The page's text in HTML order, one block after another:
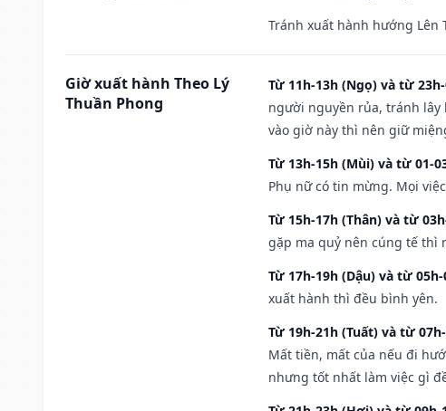
Tránh xuất hành hướng Lên
Giờ xuất hành Theo Lý
Thuần Phong
Từ 11h-13h (Ngọ) và từ
người nguyền rủa, tránh
vào giờ này thì nên giữ
Từ 13h-15h (Mùi) và từ 01-
Phụ nữ có tin mừng. Mọi
Từ 15h-17h (Thân) và từ
gặp ma quỷ nên cúng tế thì
Từ 17h-19h (Dậu) và từ
xuất hành thì đều bình yên.
Từ 19h-21h (Tuất) và từ
Mất tiền, mất của nếu đi
nhưng tốt nhất làm việc gì